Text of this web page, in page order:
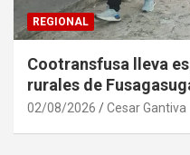
REGIONAL
Cootransfusa lleva
rurales de
02/08/2026 Cesar Gantiva